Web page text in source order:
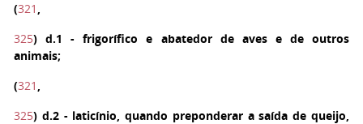
(321 ,
325)d.1
- frigorífico e abatedor de aves e de outros
animais;
(321 ,
325) d.2- laticínio, quando preponderar a saída de queijo,